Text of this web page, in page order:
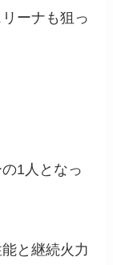
ーナも狙っ
1人となっ
と継続火力